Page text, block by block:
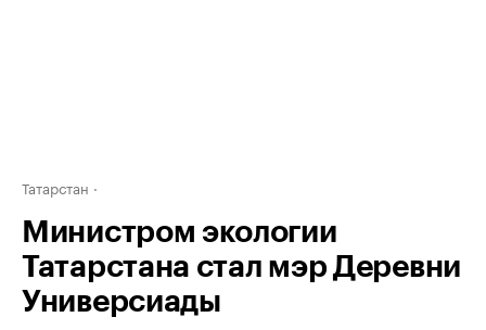
Татарстан
Министром экологии
Татарстана стал мэр Деревни
Универсиады